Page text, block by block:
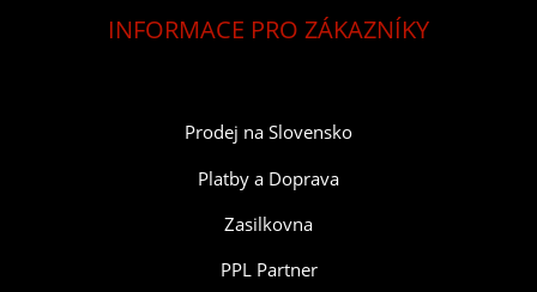
INFORMACE PRO ZÁKAZNÍKY
Prodej na Slovensko
Platby a Doprava
Zasilkovna
PPL Partner